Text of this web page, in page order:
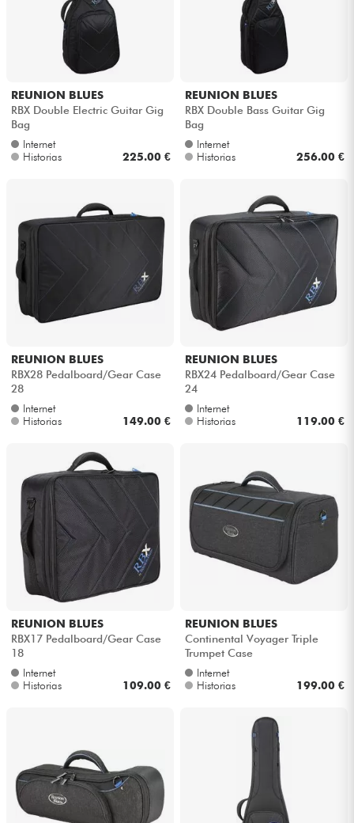
REUNION BLUES
RBX Double Electric Guitar Gig
Bag
Internet
Historias
225.00 €
REUNION BLUES
RBX Double Bass Guitar Gig
Bag
Internet
Historias
256.00 €
REUNION BLUES
RBX28 Pedalboard/Gear Case
28
Internet
Historias
149.00 €
REUNION BLUES
RBX24 Pedalboard/Gear Case
24
Internet
Historias
119.00 €
REUNION BLUES
RBX17 Pedalboard/Gear Case
18
Internet
Historias
109.00 €
REUNION BLUES
Continental Voyager Triple
Trumpet Case
Internet
Historias
199.00 €